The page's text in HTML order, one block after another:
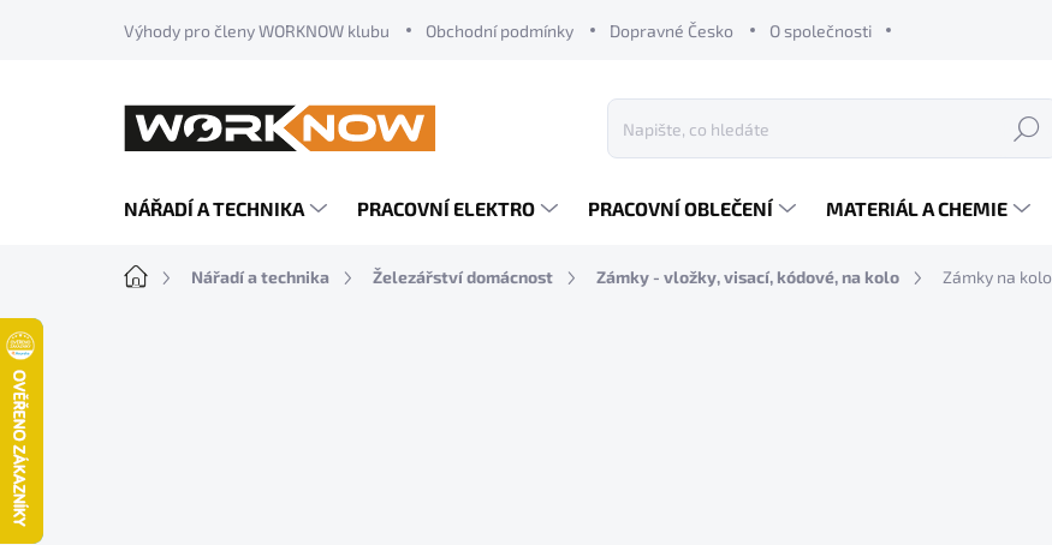
Výhody pro členy WORKNOW klubu Obchodní podmínky Dopravné Česko O společnosti
Hledat
NÁŘADÍ A TECHNIKA PRACOVNÍ ELEKTRO PRACOVNÍ OBLEČENÍ MATERIÁL A CHEMIE
Domů Nářadí a technika Železářství domácnost Zámky - vložky, visací, kódové, na kolo Zámky na kolo